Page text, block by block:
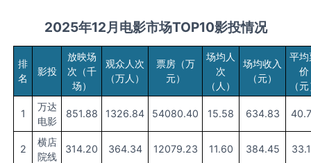
2025年12月电影市场TOP10影投情况
排
名
影投
放映场
次（千
场）
观众人次
（万人）
票房（万
元）
场均人
次
（人）
场均收入
（元）
平均
价
（
1
万达
电影
851.88 1326.84 54080.40 15.58 634.83
2
横店
院线
314.20 364.34 12079.23 11.60 384.45